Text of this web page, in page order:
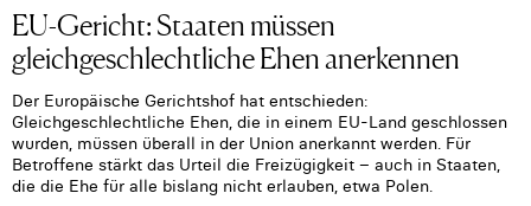
EU-Gericht: Staaten müssen
gleichgeschlechtliche Ehen anerkennen
Der Europäische Gerichtshof hat entschieden:
Gleichgeschlechtliche Ehen, die in einem EU-Land geschlossen
wurden, müssen überall in der Union anerkannt werden. Für
Betroffene stärkt das Urteil die Freizügigkeit – auch in Staaten,
die die Ehe für alle bislang nicht erlauben, etwa Polen.